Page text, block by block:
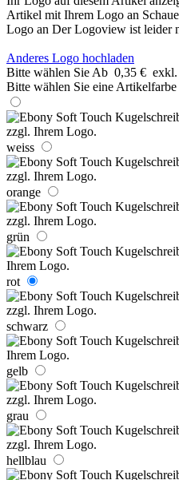
Artikel mit Ihrem Logo an
Logo an Der Logoview ist leider
Anderes Logo hochladen
Bitte wählen Sie Ab 0,35 €
Bitte wählen Sie eine Artikelfarbe
weiss
orange
grün
rot
schwarz
gelb
grau
hellblau